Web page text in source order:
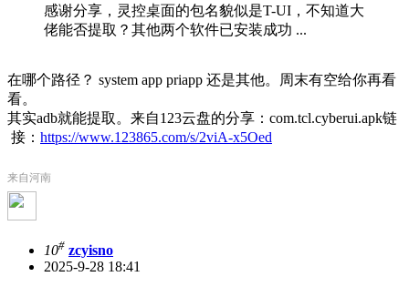
感谢分享，灵控桌面的包名貌似是T-UI，不知道大
佬能否提取？其他两个软件已安装成功 ...
在哪个路径？ system app priapp 还是其他。周末有空给你再看
看。
其实adb就能提取。 来自123云盘的分享：com.tcl.cyberui.apk链
接： https://www.123865.com/s/2viA-x5Oed
来自河南
10# zcyisno
2025-9-28 18:41